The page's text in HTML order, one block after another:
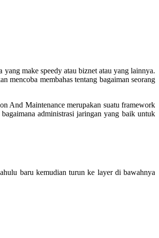
make speedy atau biznet atau yang lainnya.
mencoba membahas tentang bagaiman seorang
And Maintenance merupakan suatu framework
administrasi jaringan yang baik untuk
baru kemudian turun ke layer di bawahnya